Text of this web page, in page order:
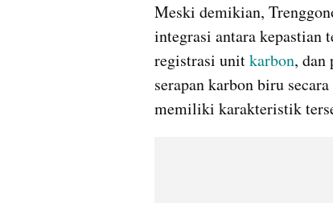
Meski demikian,
integrasi antara kepastian
registrasi unit karbon, dan
serapan karbon biru
memiliki karakteristik